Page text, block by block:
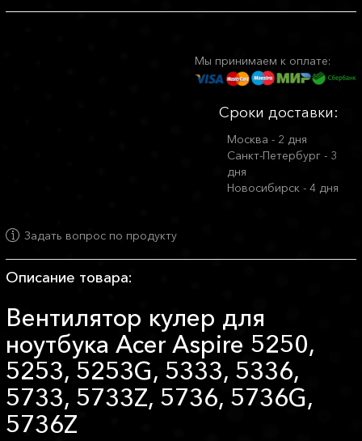
Мы принимаем к оплате:
Сроки доставки:
Москва - 2 дня
Санкт-Петербург - 3
дня
Новосибирск - 4 дня
Задать вопрос по продукту
Описание товара:
Вентилятор кулер для
ноутбука Acer Aspire 5250,
5253, 5253G, 5333, 5336,
5733, 5733Z, 5736, 5736G,
5736Z